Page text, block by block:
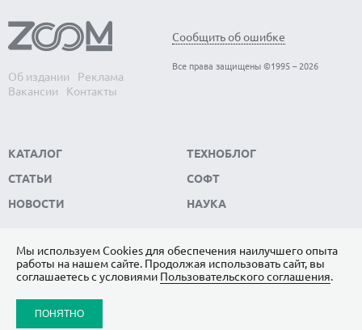
Об издании
Реклама
Вакансии
Контакты
Сообщить об ошибке
Все права защищены ©1995 – 2026
КАТАЛОГ
СТАТЬИ
НОВОСТИ
ТЕХНОБЛОГ
СОФТ
НАУКА
ПОДПИШИТЕСЬ НА НАС
ЯНДЕКС.ДЗЕН
ВКОНТАКТЕ
Мы используем Сookies для обеспечения наилучшего опыта
работы на нашем сайте. Продолжая использовать сайт, вы
соглашаетесь с условиями Пользовательского соглашения.
ПОНЯТНО